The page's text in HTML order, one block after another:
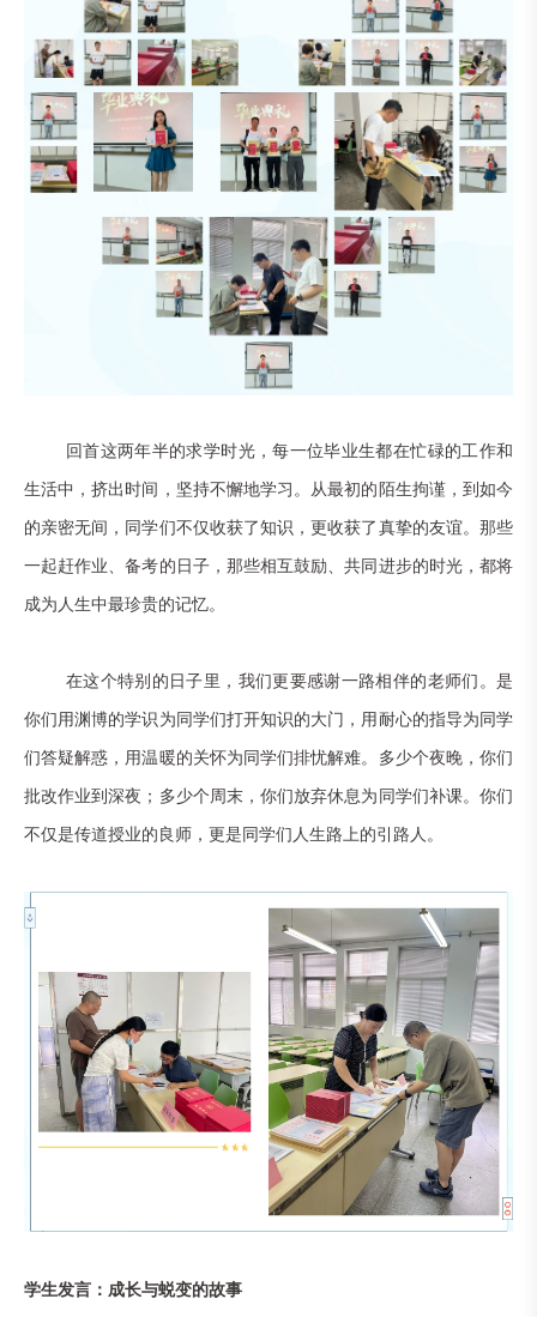
回首这两年半的求学时光，每一位毕业生都在忙碌的工作和
生活中，挤出时间，坚持不懈地学习。从最初的陌生拘谨，到如今
的亲密无间，同学们不仅收获了知识，更收获了真挚的友谊。那些
一起赶作业、备考的日子，那些相互鼓励、共同进步的时光，都将
成为人生中最珍贵的记忆。
在这个特别的日子里，我们更要感谢一路相伴的老师们。是
你们用渊博的学识为同学们打开知识的大门，用耐心的指导为同学
们答疑解惑，用温暖的关怀为同学们排忧解难。多少个夜晚，你们
批改作业到深夜；多少个周末，你们放弃休息为同学们补课。你们
不仅是传道授业的良师，更是同学们人生路上的引路人。
学生发言：成长与蜕变的故事